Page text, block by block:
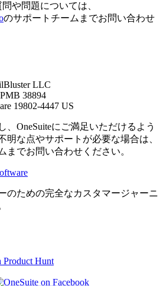
や問題については、
のサポートチームまでお問い合わせ
LLC
38894
19802-4447 US
、OneSuiteにご満足いただけるよう
明な点やサポートが必要な場合は、
までお問い合わせください。
のための完全なカスタマージャーニ